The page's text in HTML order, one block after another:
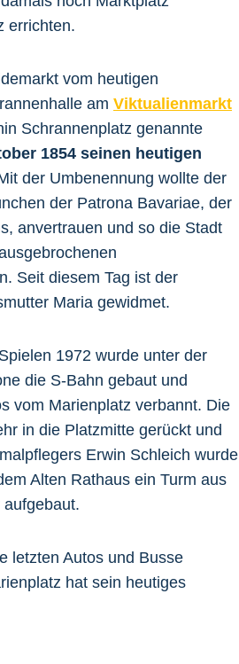
errichten.
vom heutigen
am Viktualienmarkt
Schrannenplatz genannte
1854 seinen heutigen
der Umbenennung wollte der
der Patrona Bavariae, der
anvertrauen und so die Stadt
Seit diesem Tag ist der
Maria gewidmet.
1972 wurde unter der
die S-Bahn gebaut und
vom Marienplatz verbannt. Die
in die Platzmitte gerückt und
Erwin Schleich wurde
Alten Rathaus ein Turm aus
letzten Autos und Busse
hat sein heutiges